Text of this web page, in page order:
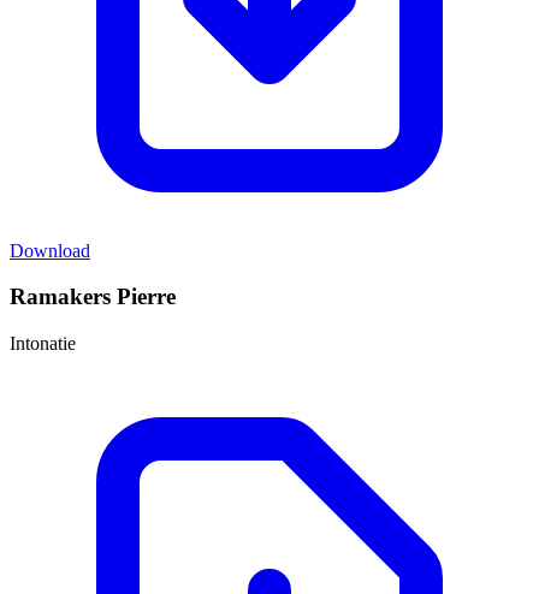
Download
Ramakers Pierre
Intonatie